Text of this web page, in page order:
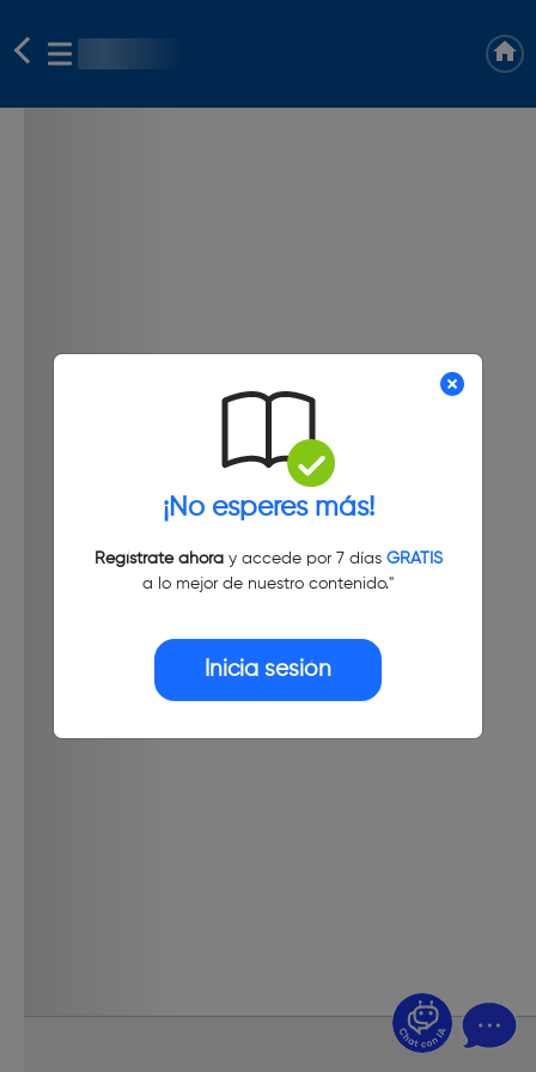
¡No esperes más!
Regístrate ahoray accede por 7 días GRATIS
a lo mejor de nuestro contenido."
Inicia sesión